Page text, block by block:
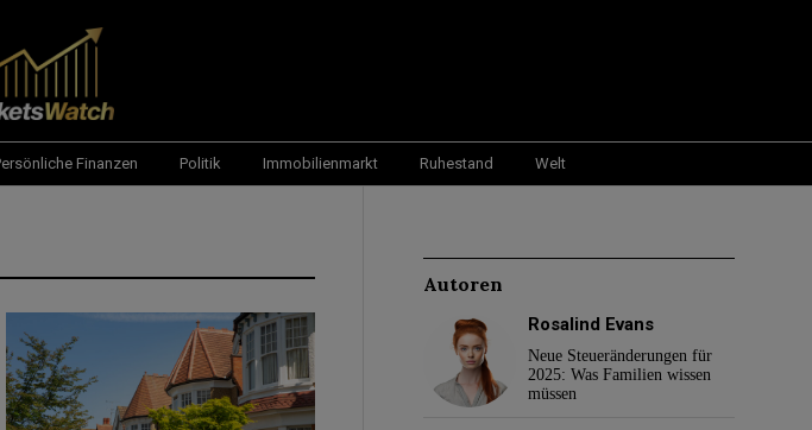
Finanzen Politik Immobilienmarkt Ruhestand Welt
Autoren
Rosalind Evans
Neue Steueränderungen für
2025: Was Familien wissen
müssen